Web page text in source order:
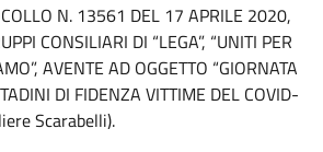
N. 13561 DEL 17 APRILE 2020,
CONSILIARI DI “LEGA”, “UNITI PER
AVENTE AD OGGETTO “GIORNATA
DI FIDENZA VITTIME DEL COVID-
Scarabelli).